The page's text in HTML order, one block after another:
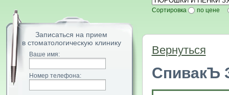
Записаться на прием
в стоматологическую клинику
Ваше имя:
Номер телефона:
Сортировка по цене
Вернуться
СпивакЪ